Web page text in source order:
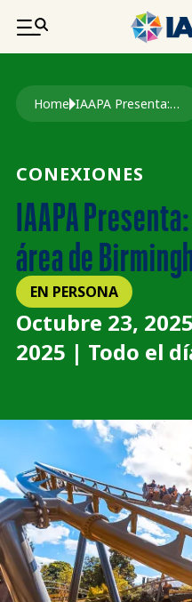
PASAR AL
Ruta de
Home IAAPA Presenta: Desarrollos En El Área de Birmingham
CONEXIONES
IAAPA
área de
EN PERSONA
Octubre 23,
2025 | Todo el